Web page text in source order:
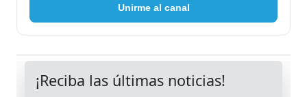
Unirme al canal